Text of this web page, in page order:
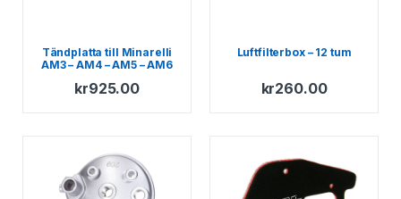
Tändplatta till Minarelli
AM3 – AM4 – AM5 – AM6
kr925.00
Luftfilterbox – 12 tum
kr260.00